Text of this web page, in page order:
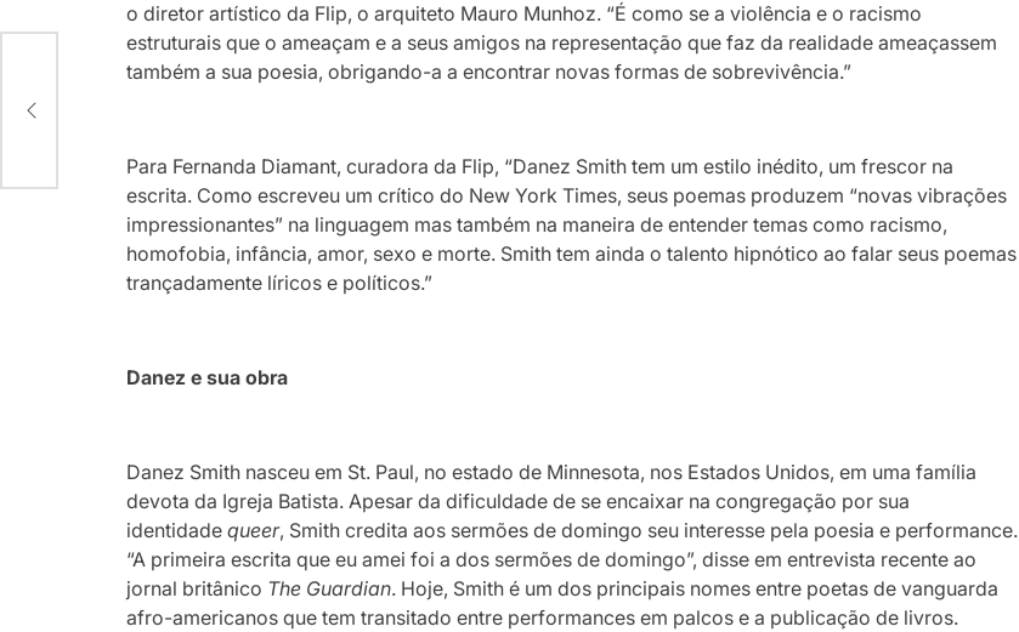
o diretor artístico da Flip, o arquiteto Mauro Munhoz. “É como se a violência e o racismo
estruturais que o ameaçam e a seus amigos na representação que faz da realidade ameaçassem
também a sua poesia, obrigando-a a encontrar novas formas de sobrevivência.”
Para Fernanda Diamant, curadora da Flip, “Danez Smith tem um estilo inédito, um frescor na
escrita. Como escreveu um crítico do New York Times, seus poemas produzem “novas vibrações
impressionantes” na linguagem mas também na maneira de entender temas como racismo,
homofobia, infância, amor, sexo e morte. Smith tem ainda o talento hipnótico ao falar seus poemas
trançadamente líricos e políticos.”
Danez e sua obra
Danez Smith nasceu em St. Paul, no estado de Minnesota, nos Estados Unidos, em uma família
devota da Igreja Batista. Apesar da dificuldade de se encaixar na congregação por sua
identidadequeer, Smith credita aos sermões de domingo seu interesse pela poesia e performance.
“A primeira escrita que eu amei foi a dos sermões de domingo”, disse em entrevista recente ao
jornal britânico The Guardian. Hoje, Smith é um dos principais nomes entre poetas de vanguarda
afro-americanos que tem transitado entre performances em palcos e a publicação de livros.